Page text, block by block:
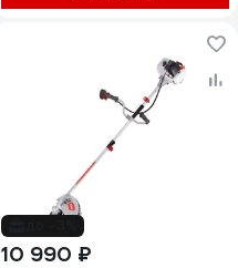
10 990 ₽